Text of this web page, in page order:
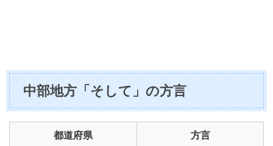
中部地方「そして」の方言
都道府県 方言